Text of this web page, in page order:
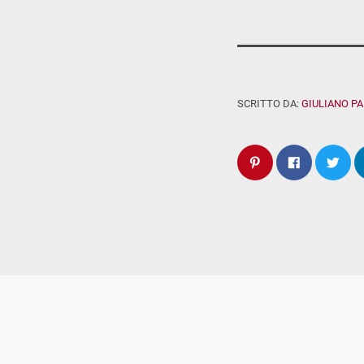
SCRITTO DA: GIULIANO